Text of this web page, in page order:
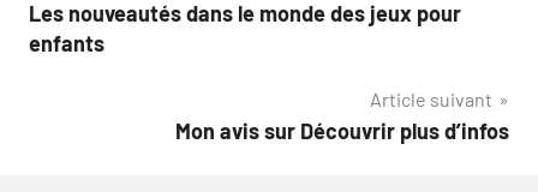
de
Les nouveautés dans le monde des jeux pour
enfants
Article suivant
Mon avis sur Découvrir plus d’infos